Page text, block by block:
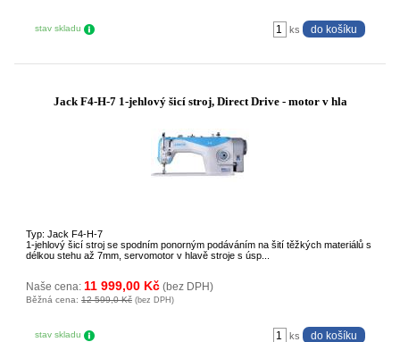
stav skladu ks
Jack F4-H-7 1-jehlový šicí stroj, Direct Drive - motor v hla
Typ: Jack F4-H-7
1-jehlový šicí stroj se spodním ponorným podáváním na šití těžkých materiálů s
délkou stehu až 7mm, servomotor v hlavě stroje s úsp...
Naše cena: 11 999,00 Kč (bez DPH)
Běžná cena: 12 599,0 Kč (bez DPH)
stav skladu ks